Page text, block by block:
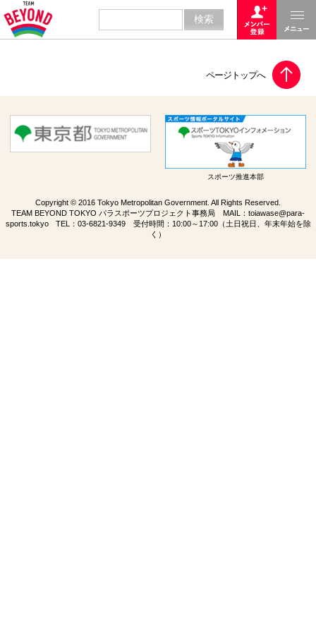
スポーツ推進本部
Copyright © 2016 Tokyo Metropolitan Government. All Rights Reserved.
TEAM BEYOND TOKYO パラスポーツプロジェクト事務局 MAIL： toiawase@para-
sports.tokyoTEL： 03-6821-9349受付時間：10:00～17:00（土日祝日、年末年始を除
く）